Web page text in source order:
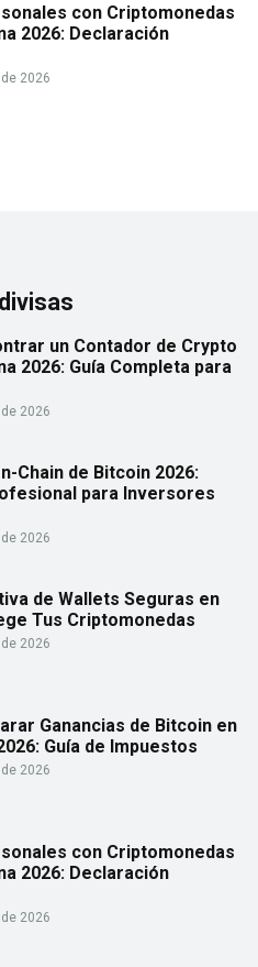
con Criptomonedas
2026: Declaración
2026
un Contador de Crypto
2026: Guía Completa para
2026
Chain de Bitcoin 2026:
para Inversores
2026
de Wallets Seguras en
Tus Criptomonedas
2026
Ganancias de Bitcoin en
Guía de Impuestos
2026
con Criptomonedas
2026: Declaración
2026